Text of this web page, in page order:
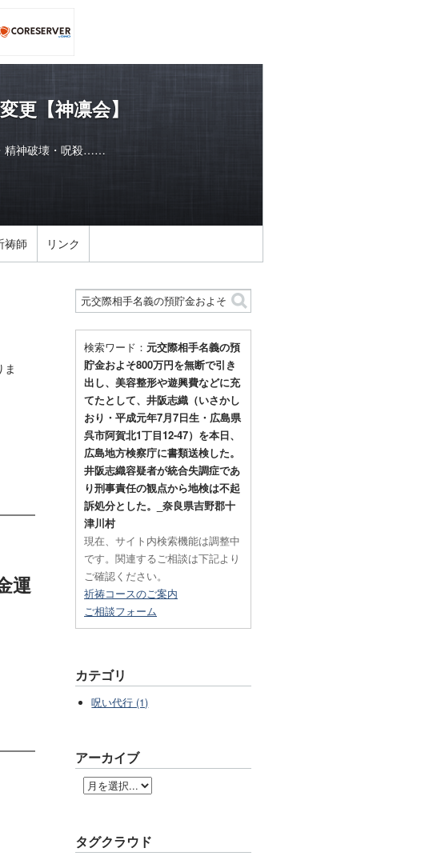
更【神凛会】
精神破壊・呪殺……
祷師 リンク
運
検索ワード： 元交際相手名義の預
貯金およそ800万円を無断で引き
出し、美容整形や遊興費などに充
てたとして、井阪志織（いさかし
おり・平成元年7月7日生・広島県
呉市阿賀北1丁目12-47）を本日、
広島地方検察庁に書類送検した。
井阪志織容疑者が統合失調症であ
り刑事責任の観点から地検は不起
訴処分とした。_奈良県吉野郡十
津川村
現在、サイト内検索機能は調整中
です。関連するご相談は下記より
ご確認ください。
祈祷コースのご案内
ご相談フォーム
カテゴリ
呪い代行 (1)
アーカイブ
タグクラウド